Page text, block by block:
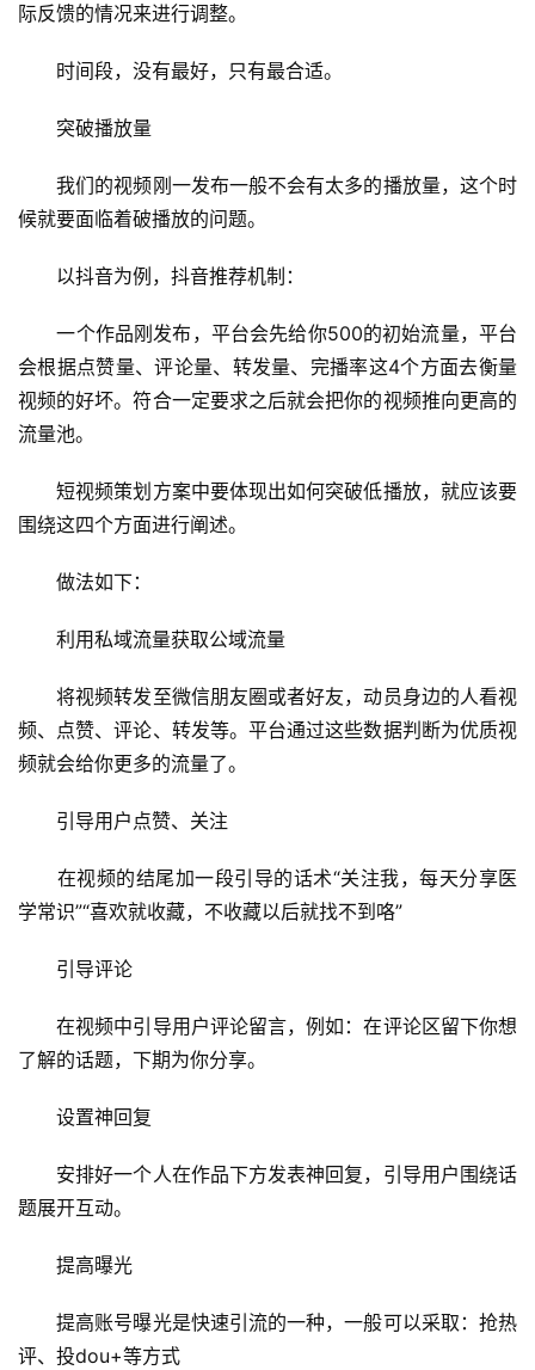
际反馈的情况来进行调整。
时间段，没有最好，只有最合适。
突破播放量
我们的视频刚一发布一般不会有太多的播放量，这个时
候就要面临着破播放的问题。
以抖音为例，抖音推荐机制：
一个作品刚发布，平台会先给你500的初始流量，平台
会根据点赞量、评论量、转发量、完播率这4个方面去衡量
视频的好坏。符合一定要求之后就会把你的视频推向更高的
流量池。
短视频策划方案中要体现出如何突破低播放，就应该要
围绕这四个方面进行阐述。
做法如下：
利用私域流量获取公域流量
将视频转发至微信朋友圈或者好友，动员身边的人看视
频、点赞、评论、转发等。平台通过这些数据判断为优质视
频就会给你更多的流量了。
引导用户点赞、关注
在视频的结尾加一段引导的话术“关注我，每天分享医
学常识”“喜欢就收藏，不收藏以后就找不到咯”
引导评论
在视频中引导用户评论留言，例如：在评论区留下你想
了解的话题，下期为你分享。
设置神回复
安排好一个人在作品下方发表神回复，引导用户围绕话
题展开互动。
提高曝光
提高账号曝光是快速引流的一种，一般可以采取：抢热
评、投dou+等方式